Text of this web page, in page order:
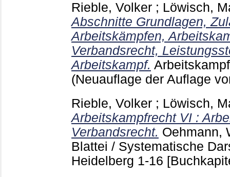
Rieble, Volker ; Löwisch,
Abschnitte Grundlagen,
Arbeitskämpfen,
Verbandsrecht,
Arbeitskampf.
(Neuauflage der Auflage
Rieble, Volker ; Löwisch,
Arbeitskampfrecht VI :
Verbandsrecht. Oehmann,
Blattei / Systematische
Heidelberg 1-16